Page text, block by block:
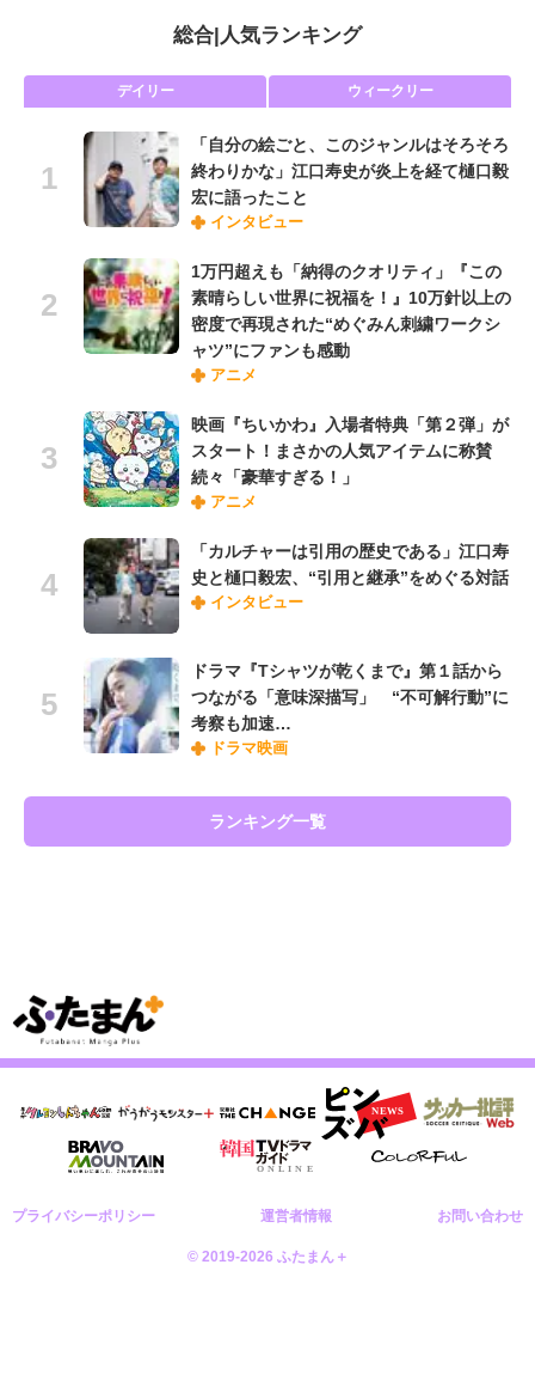
総合 人気ランキング
デイリー ウィークリー
「自分の絵ごと、このジャンルはそろそろ
終わりかな」江口寿史が炎上を経て樋口毅
宏に語ったこと
インタビュー
1万円超えも「納得のクオリティ」『この
素晴らしい世界に祝福を！』10万針以上の
密度で再現された“めぐみん刺繍ワークシ
ャツ”にファンも感動
アニメ
映画『ちいかわ』入場者特典「第２弾」が
スタート！まさかの人気アイテムに称賛
続々「豪華すぎる！」
アニメ
「カルチャーは引用の歴史である」江口寿
史と樋口毅宏、“引用と継承”をめぐる対話
インタビュー
ドラマ『Tシャツが乾くまで』第１話から
つながる「意味深描写」 “不可解行動”に
考察も加速…
ドラマ映画
ランキング一覧
プライバシーポリシー 運営者情報 お問い合わせ
© 2019-2026 ふたまん＋